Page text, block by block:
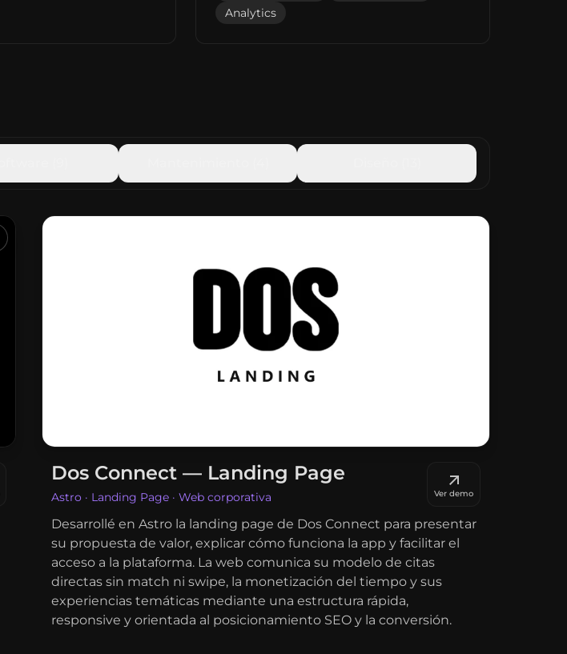
Analytics
Dos Connect — Landing Page
Astro · Landing Page · Web corporativa Ver demo
Desarrollé en Astro la landing page de Dos Connect para presentar
su propuesta de valor, explicar cómo funciona la app y facilitar el
acceso a la plataforma. La web comunica su modelo de citas
directas sin match ni swipe, la monetización del tiempo y sus
experiencias temáticas mediante una estructura rápida,
responsive y orientada al posicionamiento SEO y la conversión.